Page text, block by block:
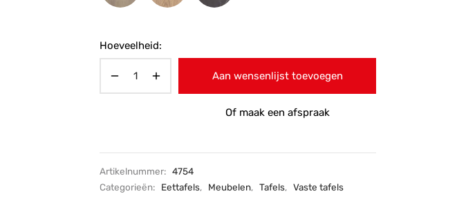
Hoeveelheid:
Aan wensenlijst toevoegen
Of maak een afspraak
Artikelnummer: 4754
Categorieën:
Eettafels, Meubelen, Tafels, Vaste tafels